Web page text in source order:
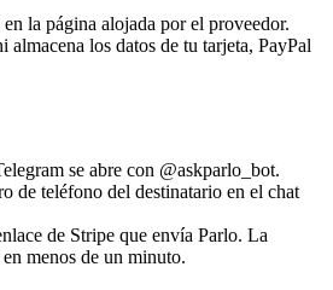
la página alojada por el proveedor.
los datos de tu tarjeta, PayPal
se abre con @askparlo_bot.
de teléfono del destinatario en el chat
de Stripe que envía Parlo. La
menos de un minuto.